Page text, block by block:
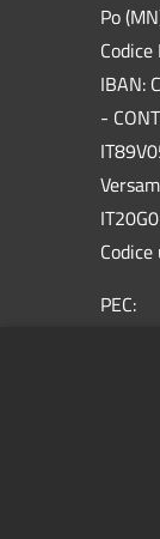
Po
IBAN:
-
PEC: